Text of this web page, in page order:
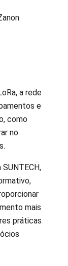
a rede
e
como
no
mais
práticas